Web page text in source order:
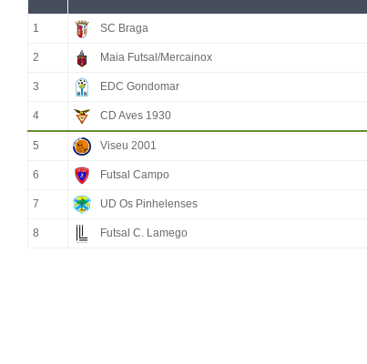
1 SC Braga
2 Maia Futsal/Mercainox
3 EDC Gondomar
4 CD Aves 1930
5 Viseu 2001
6 Futsal Campo
7 UD Os Pinhelenses
8 Futsal C. Lamego